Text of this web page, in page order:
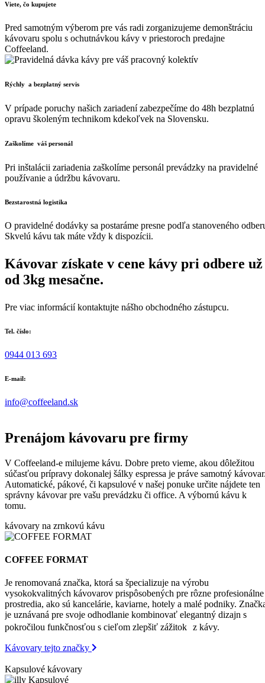
Viete, čo kupujete
Pred samotným výberom pre vás radi zorganizujeme demonštráciu
kávovaru spolu s ochutnávkou kávy v priestoroch predajne
Coffeeland.
Rýchly a bezplatný servis
V prípade poruchy našich zariadení zabezpečíme do 48h bezplatnú
opravu školeným technikom kdekoľvek na Slovensku.
Zaškolíme váš personál
Pri inštalácii zariadenia zaškolíme personál prevádzky na pravidelné
používanie a údržbu kávovaru.
Bezstarostná logistika
O pravidelné dodávky sa postaráme presne podľa stanoveného
Skvelú kávu tak máte vždy k dispozícii.
Kávovar získate v cene kávy pri odbere už
od 3kg mesačne.
Pre viac informácií kontaktujte nášho obchodného zástupcu.
Tel. číslo:
0944 013 693
E-mail:
info@coffeeland.sk
Prenájom kávovaru pre firmy
V Coffeeland-e milujeme kávu. Dobre preto vieme, akou dôležitou
súčasťou prípravy dokonalej šálky espressa je práve samotný
Automatické, pákové, či kapsulové v našej ponuke určite nájdete ten
správny kávovar pre vašu prevádzku či office. A výbornú kávu k
tomu.
kávovary na zrnkovú kávu
COFFEE FORMAT
Je renomovaná značka, ktorá sa špecializuje na výrobu
vysokokvalitných kávovarov prispôsobených pre rôzne profesionálne
prostredia, ako sú kancelárie, kaviarne, hotely a malé podniky.
je uznávaná pre svoje odhodlanie kombinovať elegantný dizajn s
pokročilou funkčnosťou s cieľom zlepšiť zážitok z kávy.
Kávovary tejto značky
Kapsulové kávovary